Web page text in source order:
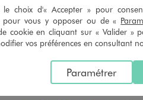
Avis vérifié et récompensé
Simple et agréable
Avis du10/04/2026 , suite à une
Signaler
le choix d'« Accepter » pour
pour vous y opposer ou de «
cookie en cliquant sur « Valider »
vos préférences en consultant
Paramétrer